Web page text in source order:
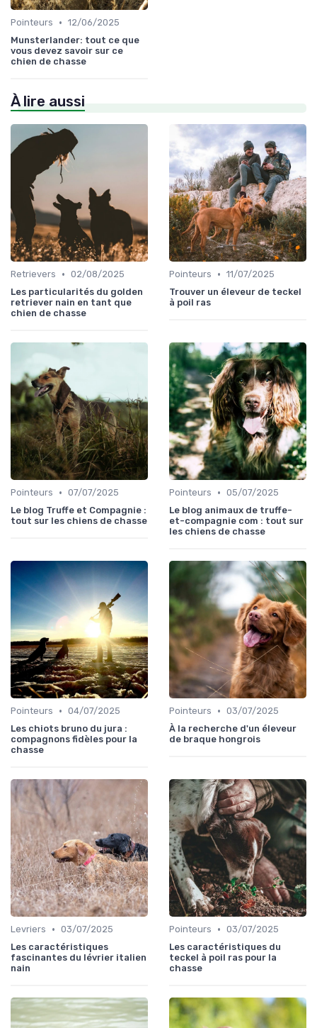
Pointeurs • 12/06/2025
Munsterlander: tout ce que
vous devez savoir sur ce
chien de chasse
À lire aussi
Retrievers • 02/08/2025
Les particularités du golden
retriever nain en tant que
chien de chasse
Pointeurs • 11/07/2025
Trouver un éleveur de teckel
à poil ras
Pointeurs • 07/07/2025
Le blog Truffe et Compagnie :
tout sur les chiens de chasse
Pointeurs • 05/07/2025
Le blog animaux de truffe-
et-compagnie com : tout sur
les chiens de chasse
Pointeurs • 04/07/2025
Les chiots bruno du jura :
compagnons fidèles pour la
chasse
Pointeurs • 03/07/2025
À la recherche d'un éleveur
de braque hongrois
Levriers • 03/07/2025
Les caractéristiques
fascinantes du lévrier italien
nain
Pointeurs • 03/07/2025
Les caractéristiques du
teckel à poil ras pour la
chasse